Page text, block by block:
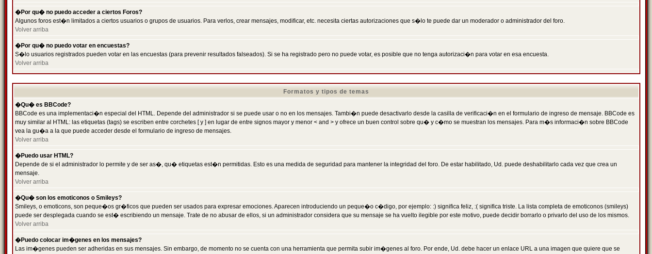
�Por qu� no puedo acceder a ciertos Foros?
Algunos foros est�n limitados a ciertos usuarios o grupos de usuarios. Para verlos, crear mensajes, modificar, etc. necesita ciertas autorizaciones que s�lo te puede dar un moderador o administrador del foro.
Volver arriba
�Por qu� no puedo votar en encuestas?
S�lo usuarios registrados pueden votar en las encuestas (para prevenir resultados falseados). Si se ha registrado pero no puede votar, es posible que no tenga autorizaci�n para votar en esa encuesta.
Volver arriba
Formatos y tipos de temas
�Qu� es BBCode?
BBCode es una implementaci�n especial del HTML. Depende del administrador si se puede usar o no en los mensajes. Tambi�n puede desactivarlo desde la casilla de verificaci�n en el formulario de ingreso de mensaje. BBCode es
muy similar al HTML: las etiquetas (tags) se escriben entre corchetes [ y ] en lugar de entre signos mayor y menor < and > y ofrece un buen control sobre qu� y c�mo se muestran los mensajes. Para m�s informaci�n sobre BBCode
vea la gu�a a la que puede acceder desde el formulario de ingreso de mensajes.
Volver arriba
�Puedo usar HTML?
Depende de si el administrador lo permite y de ser as�, qu� etiquetas est�n permitidas. Esto es una medida de seguridad para mantener la integridad del foro. De estar habilitado, Ud. puede deshabilitarlo cada vez que crea un
mensaje.
Volver arriba
�Qu� son los emoticonos o Smileys?
Smileys, o emoticons, son peque�os gr�ficos que pueden ser usados para expresar emociones. Aparecen introduciendo un peque�o c�digo, por ejemplo: :) significa feliz, :( significa triste. La lista completa de emoticonos (smileys)
puede ser desplegada cuando se est� escribiendo un mensaje. Trate de no abusar de ellos, si un administrador considera que su mensaje se ha vuelto ilegible por este motivo, puede decidir borrarlo o privarlo del uso de los mismos.
Volver arriba
�Puedo colocar im�genes en los mensajes?
Las im�genes pueden ser adheridas en sus mensajes. Sin embargo, de momento no se cuenta con una herramienta que permita subir im�genes al foro. Por ende, Ud. debe hacer un enlace URL a una imagen que quiere que se